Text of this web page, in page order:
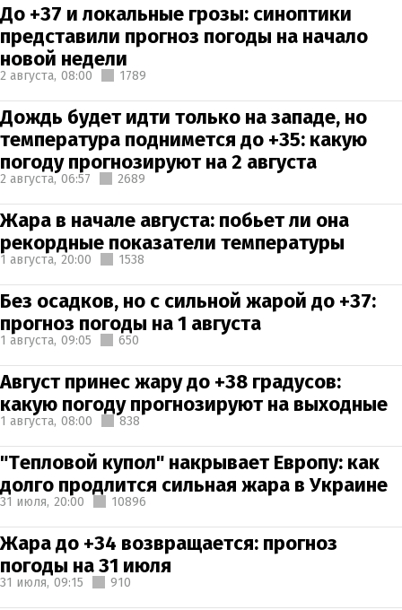
До +37 и локальные грозы: синоптики
представили прогноз погоды на начало
новой недели
2 августа, 08:00 1789
Дождь будет идти только на западе, но
температура поднимется до +35: какую
погоду прогнозируют на 2 августа
2 августа, 06:57 2689
Жара в начале августа: побьет ли она
рекордные показатели температуры
1 августа, 20:00 1538
Без осадков, но с сильной жарой до +37:
прогноз погоды на 1 августа
1 августа, 09:05 650
Август принес жару до +38 градусов:
какую погоду прогнозируют на выходные
1 августа, 08:00 838
"Тепловой купол" накрывает Европу: как
долго продлится сильная жара в Украине
31 июля, 20:00 10896
Жара до +34 возвращается: прогноз
погоды на 31 июля
31 июля, 09:15 910